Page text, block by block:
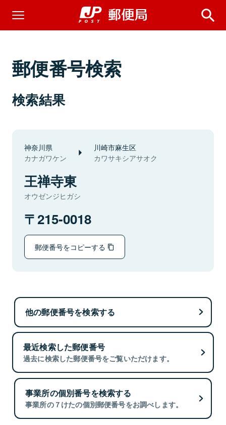
郵便番号検索
検索結果
神奈川県
カナガワケン
川崎市麻生区
カワサキシアサオク
王禅寺東
オウゼンジヒガシ
215-0018
郵便番号をコピーする
他の郵便番号を検索する
最近検索した郵便番号
過去に検索した郵便番号をご覧いただけます。
事業所の個別番号を検索する
事業所の７けたの個別郵便番号をお調べします。